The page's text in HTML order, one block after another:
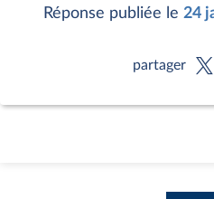
Réponse publiée le 24
partager